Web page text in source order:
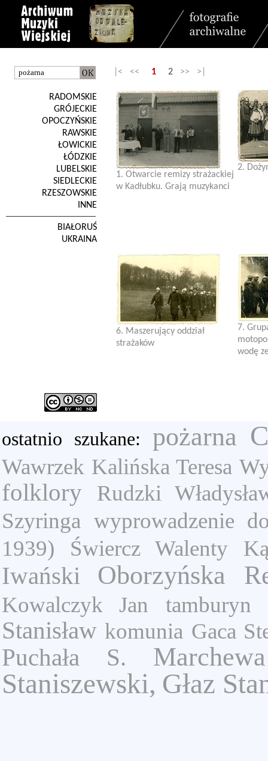
RADOMSKIE
GRÓJECKIE
OPOCZYŃSKIE
RAWSKIE
ŁOWICKIE
ŁÓDZKIE
LUBELSKIE
SIEDLECKIE
RZESZOWSKIE
INNE
BIAŁORUŚ
UKRAINA
|< << 1 2 >> >|
1. Otwarcie remizy strażackiej
w Kadłubku. Grają muzykanci
2.
6. Maszerujący oddział
strażaków
7.
wodę
ostatnio szukane: pożarna
Wawrzek Kalińska Teresa
folklory
Rudzki
Szyringa wyprowadzenie
1939)
Świercz Walenty
Iwański Oborzyńska
Kowalczyk Jan tamburyn
Stanisław komunia Gaca
Puchała S.
Staniszewski, Głaz